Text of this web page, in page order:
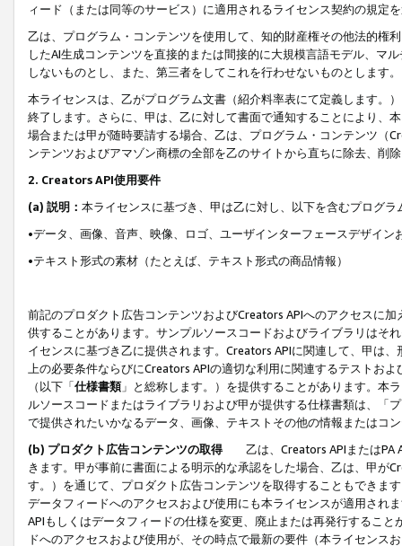
ィード（または同等のサービス）に適用されるライセンス契約の規定
乙は、プログラム・コンテンツを使用して、知的財産権その他法的権
したAI生成コンテンツを直接的または間接的に大規模言語モデル、マ
しないものとし、また、第三者をしてこれを行わせないものとします。
本ライセンスは、乙がプログラム文書（紹介料率表にて定義します。
終了します。さらに、甲は、乙に対して書面で通知することにより、
場合または甲が随時要請する場合、乙は、プログラム・コンテンツ（
ンテンツおよびアマゾン商標の全部を乙のサイトから直ちに除去、削
2. Creators API使用要件
(a) 説明： 本ライセンスに基づき、甲は乙に対し、以下を含むプログ
•データ、画像、音声、映像、ロゴ、ユーザインターフェースデザイ
•テキスト形式の素材（たとえば、テキスト形式の商品情報）
前記のプロダクト広告コンテンツおよびCreators APIへのアクセスに
供することがあります。サンプルソースコードおよびライブラリはそ
イセンスに基づき乙に提供されます。Creators APIに関連して、甲は
上の必要条件ならびにCreators APIの適切な利用に関連するテストお
（以下「仕様書類」と総称します。）を提供することがあります。本
ルソースコードまたはライブラリおよび甲が提供する仕様書類は、「
で提供されたいかなるデータ、画像、テキストその他の情報またはコ
(b) プロダクト広告コンテンツの取得
乙は、Creators APIまたはPA
きます。甲が事前に書面による明示的な承認をした場合、乙は、甲が
す。）を通じて、プロダクト広告コンテンツを取得することもできま
データフィードへのアクセスおよび使用にも本ライセンスが適用され
APIもしくはデータフィードの仕様を変更、廃止または再発行するこ
ドへのアクセスおよび使用が、その時点で最新の要件（本ライセン